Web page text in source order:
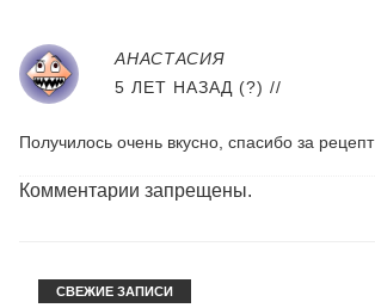
АНАСТАСИЯ
5 ЛЕТ НАЗАД (?) //
Получилось очень вкусно, спасибо за рецепт
Комментарии запрещены.
СВЕЖИЕ ЗАПИСИ